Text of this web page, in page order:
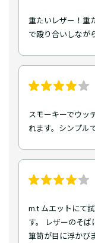
重たいレザー！重
で殴り合いしなが
スモーキーでウッ
れます。シンプル
m.t ムエットにて
す。 レザーのそ
箪笥が目に浮かび